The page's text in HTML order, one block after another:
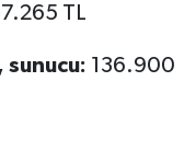
TL
sunucu: 136.900